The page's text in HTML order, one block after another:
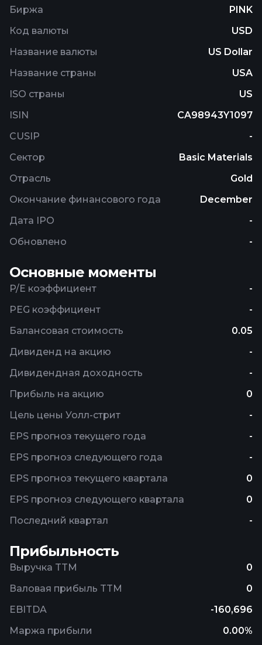
headquartered in Halifax, Canada.
Биржа
PINK
Код валюты
USD
Название валюты
US Dollar
Название страны
USA
ISO страны
US
ISIN
CA98943Y1097
CUSIP
-
Сектор
Basic Materials
Отрасль
Gold
Окончание финансового года
December
Дата IPO
-
Обновлено
-
Основные моменты
P/E коэффициент
-
PEG коэффициент
-
Балансовая стоимость
0.05
Дивиденд на акцию
-
Дивидендная доходность
-
Прибыль на акцию
0
Цель цены Уолл-стрит
-
EPS прогноз текущего года
-
EPS прогноз следующего года
-
EPS прогноз текущего квартала
0
EPS прогноз следующего квартала
0
Последний квартал
-
Прибыльность
Выручка TTM
0
Валовая прибыль TTM
0
EBITDA
-160,696
Маржа прибыли
0.00%